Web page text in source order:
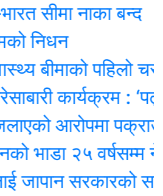
नाका बन्द
बीमाको पहिलो चरण
कार्यक्रम :
आरोपमा पक्राउ
२५ वर्षसम्म
सरकारको